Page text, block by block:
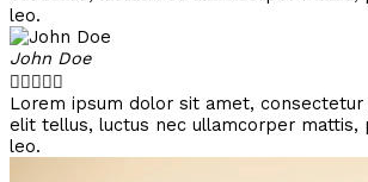
leo.
John Doe

Lorem ipsum dolor sit amet, consectetur
elit tellus, luctus nec ullamcorper mattis,
leo.